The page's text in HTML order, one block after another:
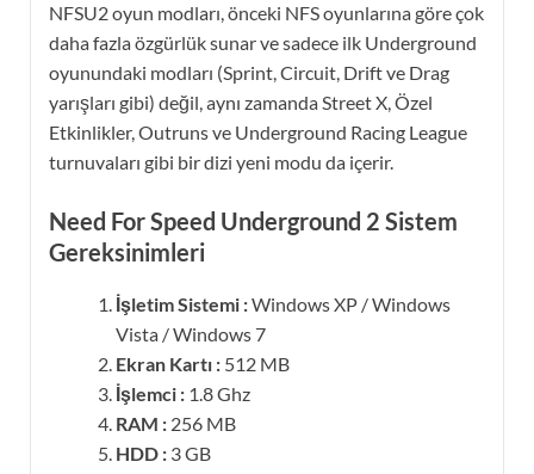
NFSU2 oyun modları, önceki NFS oyunlarına göre çok
daha fazla özgürlük sunar ve sadece ilk Underground
oyunundaki modları (Sprint, Circuit, Drift ve Drag
yarışları gibi) değil, aynı zamanda Street X, Özel
Etkinlikler, Outruns ve Underground Racing League
turnuvaları gibi bir dizi yeni modu da içerir.
Need For Speed ​​Underground 2 Sistem
Gereksinimleri
İşletim Sistemi :Windows XP / Windows
Vista / Windows 7
Ekran Kartı : 512 MB
İşlemci : 1.8 Ghz
RAM : 256 MB
HDD : 3 GB